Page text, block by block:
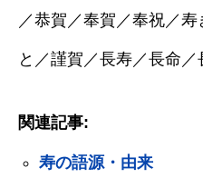
／恭賀／奉賀／奉祝／
と／謹賀／長寿／長命／
関連記事:
寿の語源・由来